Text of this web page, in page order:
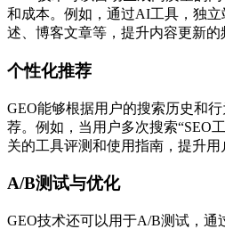
和成本。例如，通过AI工具，独
述、博客文章等，提升内容更新的
个性化推荐
GEO能够根据用户的搜索历史和
荐。例如，当用户多次搜索“SEO
关的工具评测和使用指南，提升用
A/B测试与优化
GEO技术还可以用于A/B测试，通